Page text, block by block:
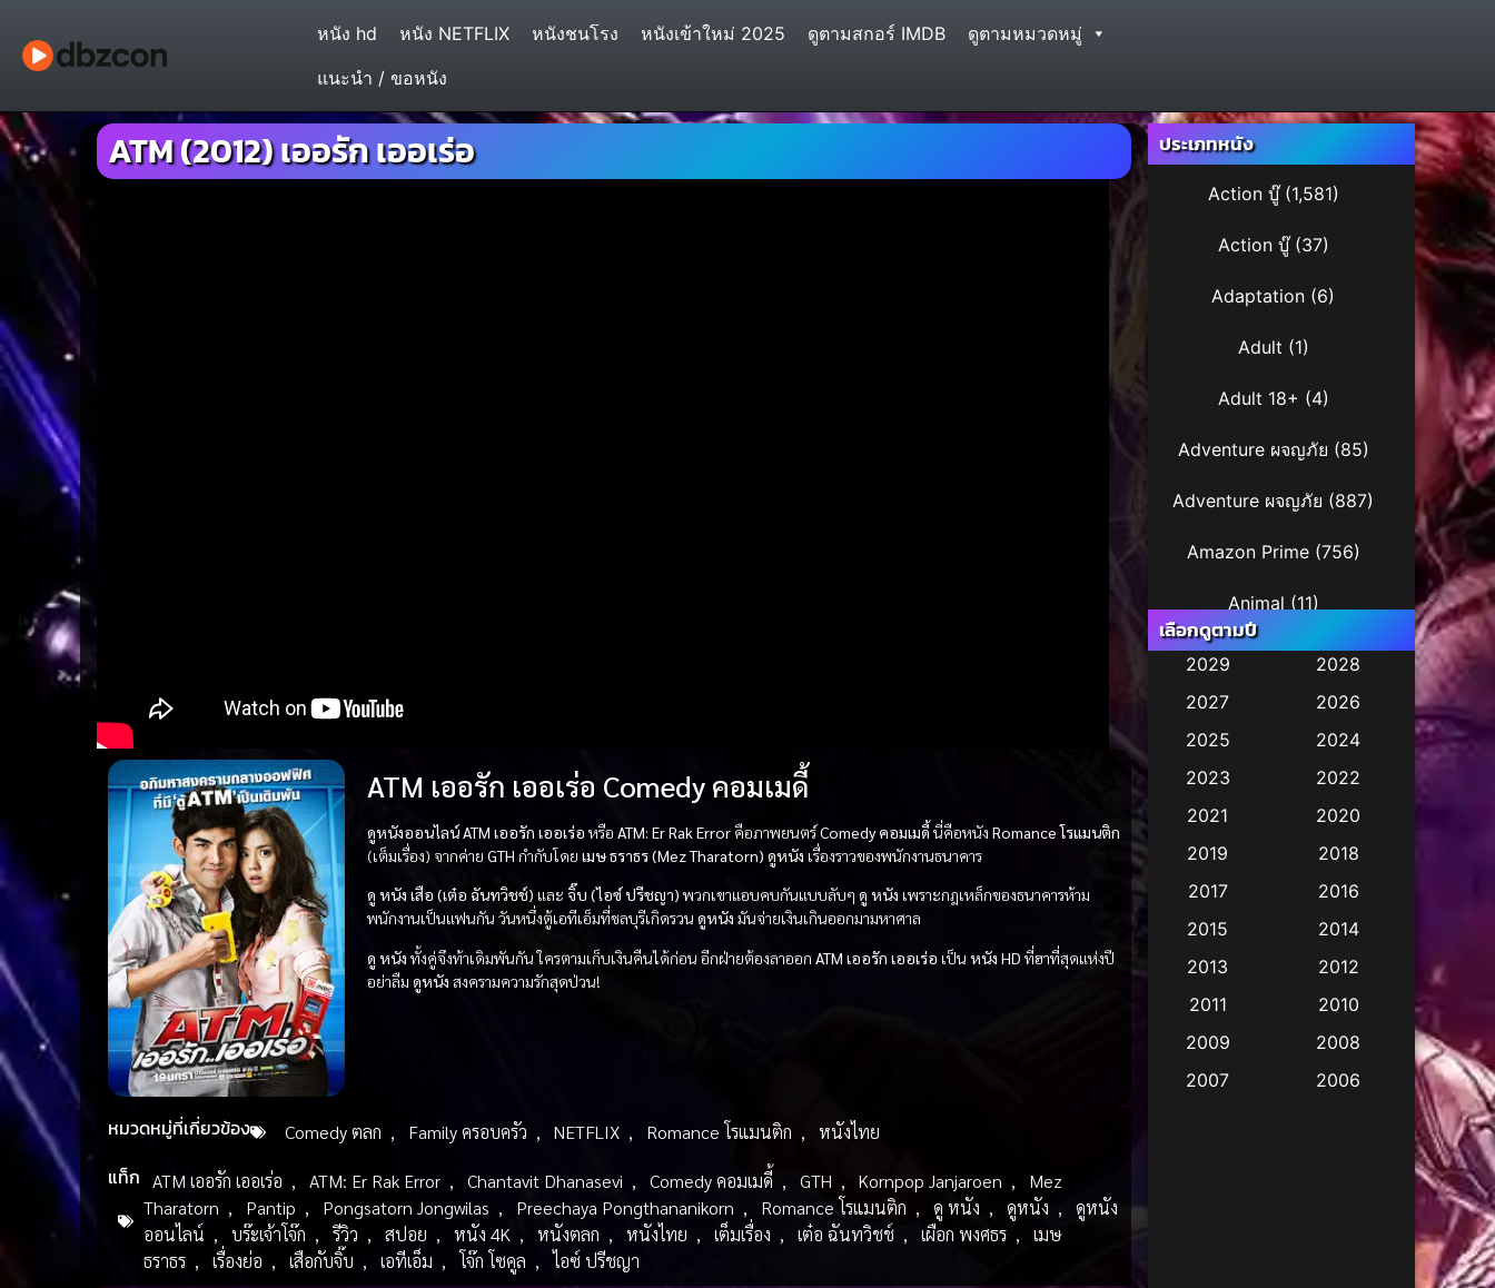
หนัง hd หนัง NETFLIX หนังชนโรง หนังเข้าใหม่ 2025 ดูตามสกอร์ IMDB
ดูตามหมวดหมู่
แนะนำ / ขอหนัง
ATM (2012) เออรัก เออเร่อ
ATM เออรัก เออเร่อ Comedy คอมเมดี้
ดูหนังออนไลน์ ATM เออรัก เออเร่อ หรือ ATM: Er Rak Errorคือภาพยนตร์Comedy คอมเมดี้ นี่คือหนัง Romance โรแมนติก
(เต็มเรื่อง) จากค่าย GTH กำกับโดย เมษ ธราธร (Mez Tharatorn) ดูหนัง เรื่องราวของพนักงานธนาคาร
ดู หนัง เสือ (เต๋อ ฉันทวิชช์) และ จิ๊บ (ไอซ์ ปรีชญา) พวกเขาแอบคบกันแบบลับๆ ดู หนัง เพราะกฎเหล็กของธนาคารห้าม
พนักงานเป็นแฟนกัน วันหนึ่งตู้เอทีเอ็มที่ชลบุรีเกิดรวน ดูหนัง มันจ่ายเงินเกินออกมามหาศาล
ดู หนัง ทั้งคู่จึงท้าเดิมพันกัน ใครตามเก็บเงินคืนได้ก่อน อีกฝ่ายต้องลาออก ATM เออรัก เออเร่อ เป็น หนัง HD ที่ฮาที่สุดแห่งปี
อย่าลืม ดูหนัง สงครามความรักสุดป่วน!
หมวดหมู่ที่เกี่ยวข้อง Comedy ตลก , Family ครอบครัว , NETFLIX , Romance โรแมนติก , หนังไทย
แท็ก ATM เออรัก เออเร่อ , ATM: Er Rak Error , Chantavit Dhanasevi , Comedy คอมเมดี้ , GTH , Kornpop Janjaroen ,
Mez
Tharatorn , Pantip , Pongsatorn Jongwilas , Preechaya Pongthananikorn , Romance โรแมนติก , ดู หนัง , ดูหนัง ,
ดูหนัง
ออนไลน์ , บร๊ะเจ้าโจ๊ก , รีวิว , สปอย , หนัง 4K , หนังตลก , หนังไทย , เต็มเรื่อง , เต๋อ ฉันทวิชช์ , เผือก พงศธร ,
เมษ
ธราธร , เรื่องย่อ , เสือกับจิ๊บ , เอทีเอ็ม , โจ๊ก โซคูล , ไอซ์ ปรีชญา
ประเภทหนัง
Action บู๊(1,581)
Action บู๊(37)
Adaptation (6)
Adult (1)
Adult 18+ (4)
Adventure ผจญภัย (85)
Adventure ผจญภัย (887)
Amazon Prime(756)
Animal (11)
Animation การ์ตูน(245)
Animation การ์ตูน(29)
Animation อนิเมชั่น(1)
Animation แอนิเมชั่น (2)
Anthology (2)
Apple TV (17)
เลือกดูตามปี
2029
2028
2027
2026
2025
2024
2023
2022
2021
2020
2019
2018
2017
2016
2015
2014
2013
2012
2011
2010
2009
2008
2007
2006